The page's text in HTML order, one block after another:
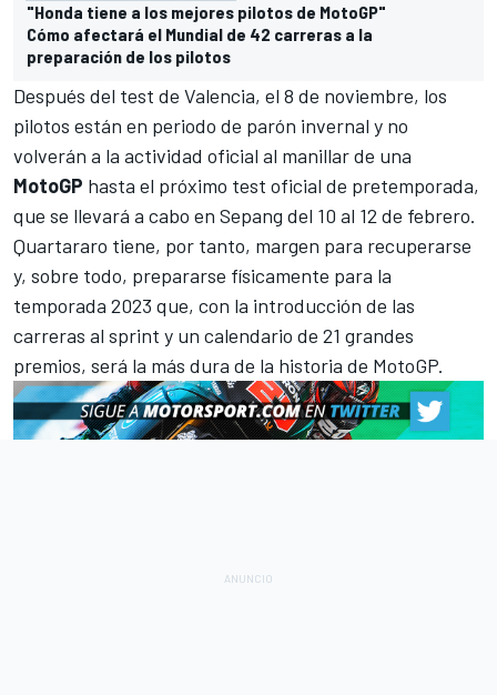
"Honda tiene a los mejores pilotos de MotoGP"
Cómo afectará el Mundial de 42 carreras a la
preparación de los pilotos
Después del test de Valencia, el 8 de noviembre, los
pilotos están en periodo de parón invernal y no
volverán a la actividad oficial al manillar de una
MotoGP hasta el próximo test oficial de pretemporada,
que se llevará a cabo en Sepang del 10 al 12 de febrero.
Quartararo tiene, por tanto, margen para recuperarse
y, sobre todo, prepararse físicamente para la
temporada 2023 que, con la introducción de las
carreras al sprint y un calendario de 21 grandes
premios, será la más dura de la historia de MotoGP.